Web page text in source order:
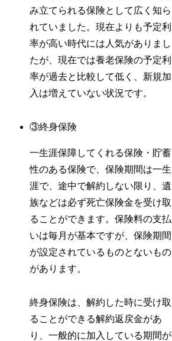
み立てられる保険として広く知ら
れていました。現在よりも予定利
率が高い時代には人気がありまし
たが、現在では養老保険の予定利
率が過去と比較して低く、新規加
入は増えていない状況です。
③終身保険
一生涯保障してくれる保険・貯蓄
性のある保険で、保険期間は一生
涯で、途中で解約しない限り、遺
族などは必ず死亡保険金を受け取
ることができます。保険料の支払
いは毎月が基本ですが、保険期間
が設定されているものとないもの
があります。
終身保険は、解約した時に受け取
ることができる解約返戻金があ
り、一般的に加入している期間が